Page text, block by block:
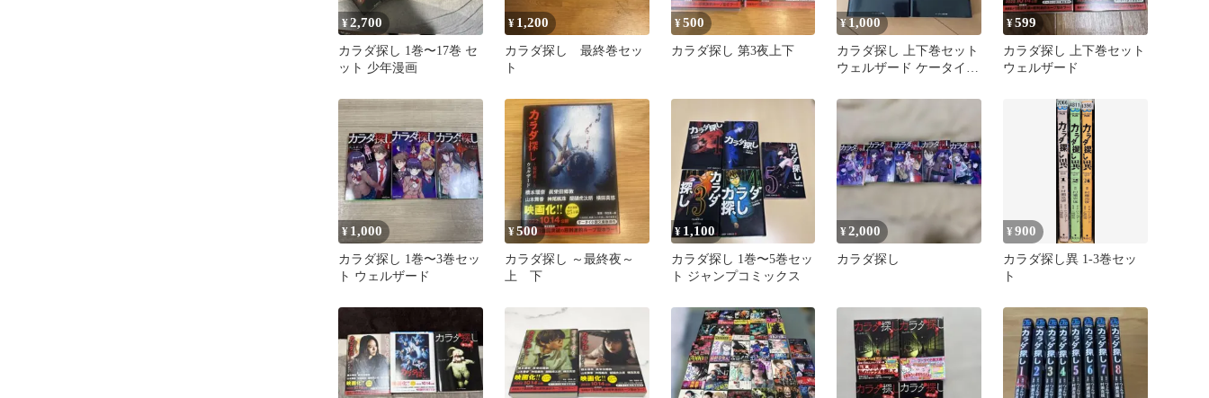
¥2,700
カラダ探し 1巻〜17巻 セ
ット 少年漫画
¥ 1,200
カラダ探し 最終巻セッ
ト
¥500
カラダ探し 第3夜上下
¥1,000
カラダ探し 上下巻セット
ウェルザード ケータイ小
¥599
カラダ探し 上下巻セット
ウェルザード
¥ 1,000
カラダ探し 1巻〜3巻セッ
ト ウェルザード
¥500
カラダ探し ～最終夜～
上 下
¥ 1,100
カラダ探し 1巻〜5巻セッ
ト ジャンプコミックス
¥2,000
カラダ探し
¥900
カラダ探し異 1-3巻セッ
ト